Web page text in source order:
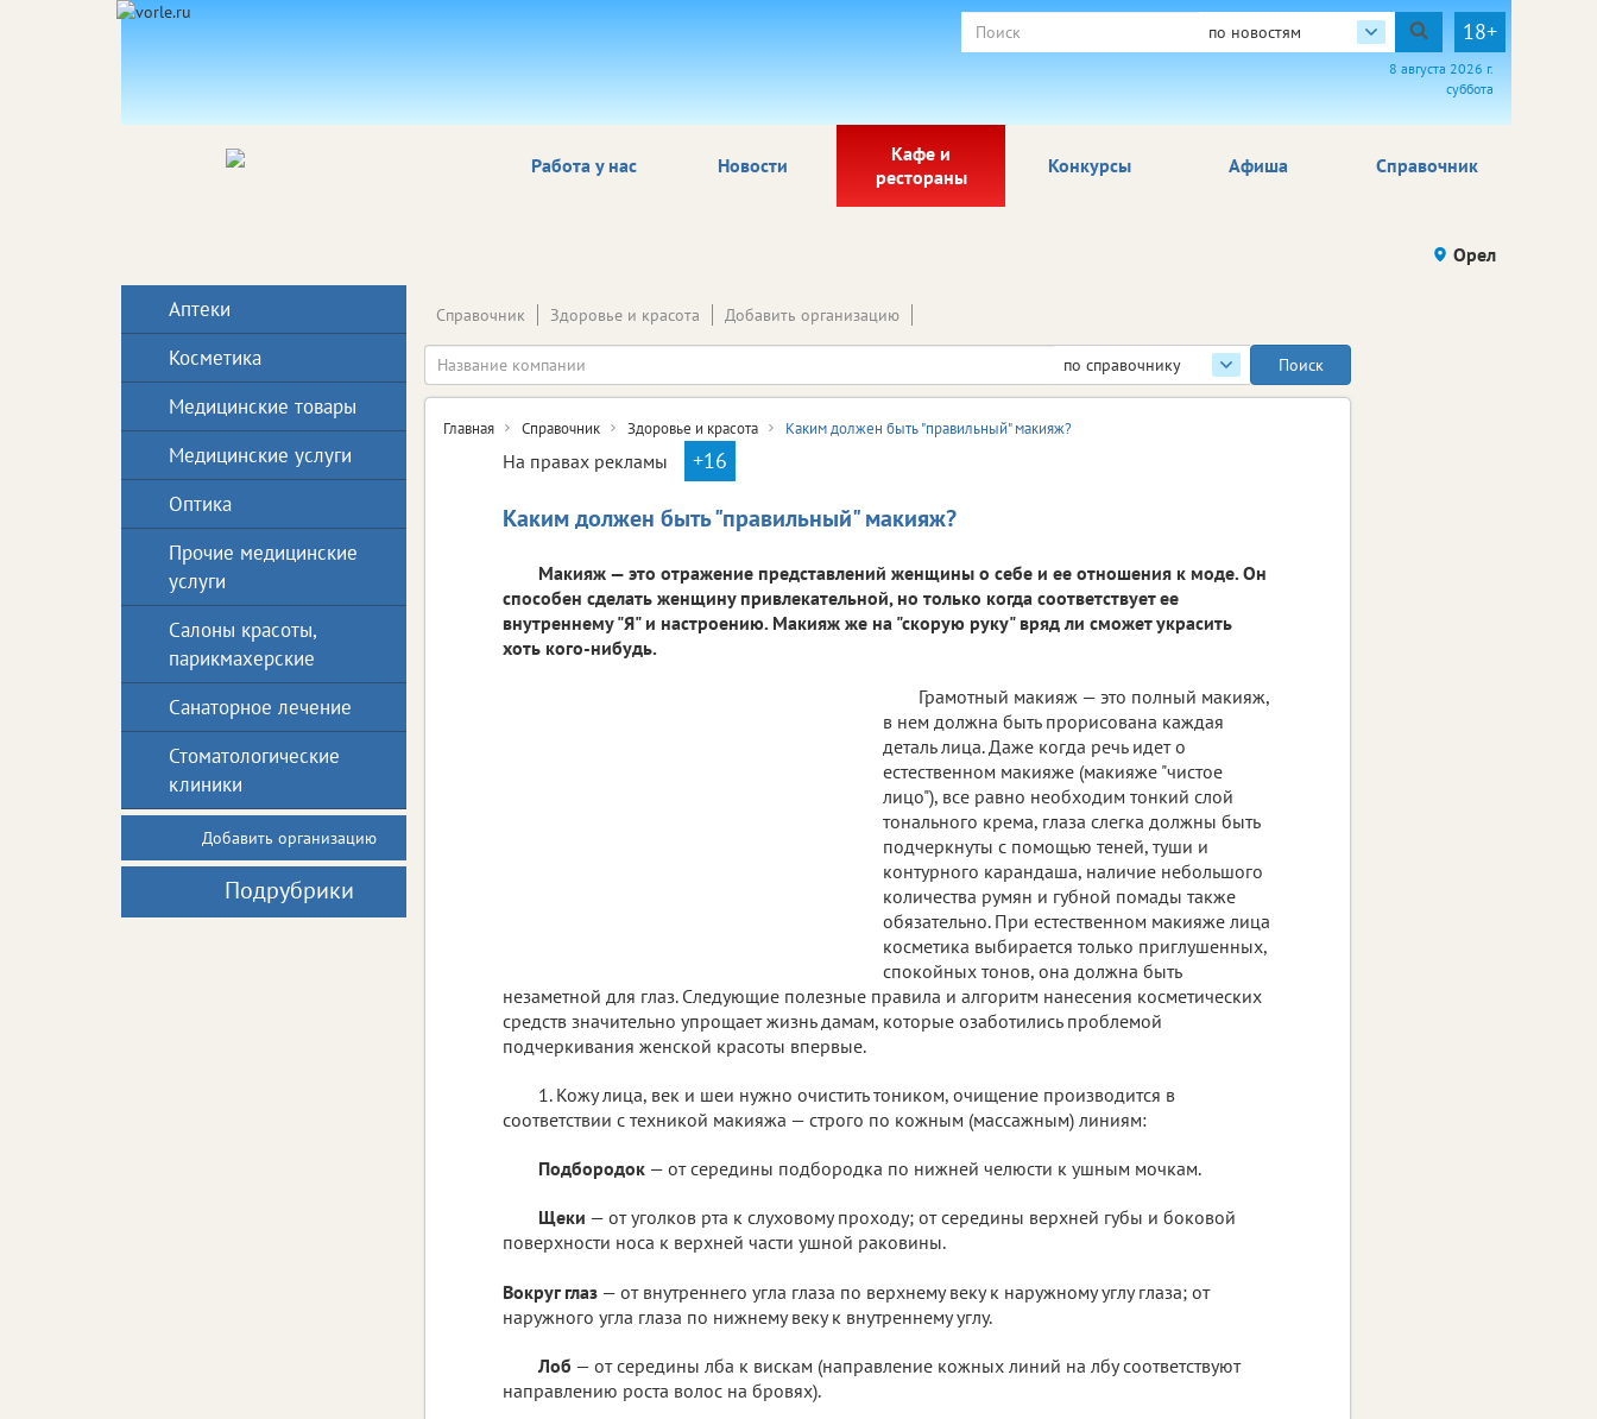
по новостям 18+
8 августа 2026 г.
суббота
Работа у нас Новости
Кафе и
рестораны
Афиша Справочник
Конкурсы
Орел
по справочнику
Справочник Здоровье и красота Добавить организацию
Главная Справочник Здоровье и красота Каким должен быть "правильный" макияж?
На правах рекламы +16
Каким должен быть "правильный" макияж?
Макияж — это отражение представлений женщины о себе и ее отношения к моде. Он
способен сделать женщину привлекательной, но только когда соответствует ее
внутреннему "Я" и настроению. Макияж же на "скорую руку" вряд ли сможет украсить
хоть кого-нибудь.
Грамотный макияж — это полный макияж,
в нем должна быть прорисована каждая
деталь лица. Даже когда речь идет о
естественном макияже (макияже "чистое
лицо"), все равно необходим тонкий слой
тонального крема, глаза слегка должны быть
подчеркнуты с помощью теней, туши и
контурного карандаша, наличие небольшого
количества румян и губной помады также
обязательно. При естественном макияже лица
косметика выбирается только приглушенных,
спокойных тонов, она должна быть
незаметной для глаз. Следующие полезные правила и алгоритм нанесения косметических
средств значительно упрощает жизнь дамам, которые озаботились проблемой
подчеркивания женской красоты впервые.
1. Кожу лица, век и шеи нужно очистить тоником, очищение производится в
соответствии с техникой макияжа — строго по кожным (массажным) линиям:
Подбородок — от середины подбородка по нижней челюсти к ушным мочкам.
Щеки — от уголков рта к слуховому проходу; от середины верхней губы и боковой
поверхности носа к верхней части ушной раковины.
Вокруг глаз — от внутреннего угла глаза по верхнему веку к наружному углу глаза; от
наружного угла глаза по нижнему веку к внутреннему углу.
Лоб — от середины лба к вискам (направление кожных линий на лбу соответствуют
направлению роста волос на бровях).
Аптеки
Косметика
Медицинские товары
Медицинские услуги
Оптика
Прочие медицинские
услуги
Салоны красоты,
парикмахерские
Санаторное лечение
Стоматологические
клиники
Добавить организацию
Подрубрики